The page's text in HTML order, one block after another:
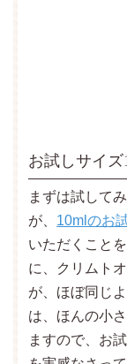
お試しサイズ
まずは試して
が、 10mlのお
いただくこと
に、クリムト
が、ほぼ同じ
は、ほんの小
ますので、お